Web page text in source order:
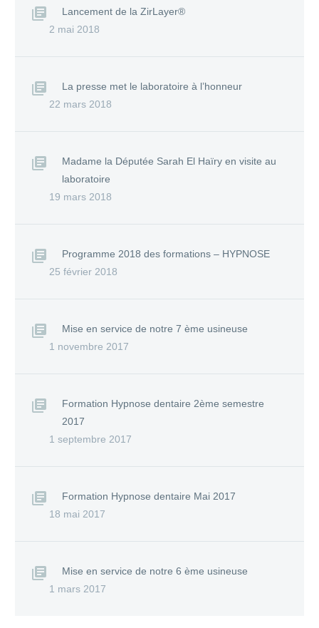
Lancement de la ZirLayer®
2 mai 2018
La presse met le laboratoire à l’honneur
22 mars 2018
Madame la Députée Sarah El Haïry en visite au
laboratoire
19 mars 2018
Programme 2018 des formations – HYPNOSE
25 février 2018
Mise en service de notre 7 ème usineuse
1 novembre 2017
Formation Hypnose dentaire 2ème semestre
2017
1 septembre 2017
Formation Hypnose dentaire Mai 2017
18 mai 2017
Mise en service de notre 6 ème usineuse
1 mars 2017